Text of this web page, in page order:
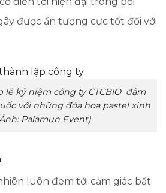
được ấn tượng cực tốt đối với
lễ kỷ niệm công ty CTCBIO đậm
với những đóa hoa pastel xinh
Palamun Event)
luôn đem tới cảm giác bất